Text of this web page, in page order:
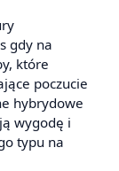
gdy na
które
poczucie
hybrydowe
wygodę i
typu na